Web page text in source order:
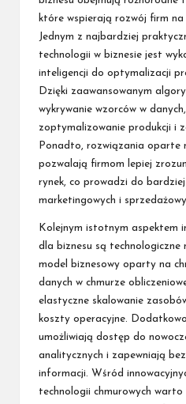
które wspierają rozwój firm na
Jednym z najbardziej
technologii w biznesie jest
inteligencji do optymalizacji
Dzięki zaawansowanym
wykrywanie wzorców w
zoptymalizowanie produkcji i
Ponadto, rozwiązania oparte
pozwalają firmom lepiej
rynek, co prowadzi do
marketingowych i
Kolejnym istotnym aspektem
dla biznesu są technologiczne
model biznesowy oparty na
danych w chmurze
elastyczne skalowanie
koszty operacyjne.
umożliwiają dostęp do
analitycznych i zapewniają
informacji. Wśród
technologii chmurowych warto